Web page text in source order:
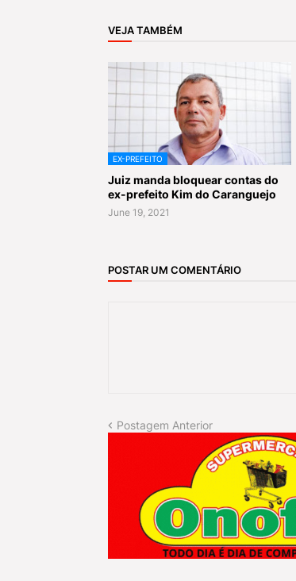
VEJA TAMBÉM
EX-PREFEITO
Juiz manda bloquear contas do
ex-prefeito Kim do Caranguejo
June 19, 2021
POSTAR UM COMENTÁRIO
Postagem Anterior